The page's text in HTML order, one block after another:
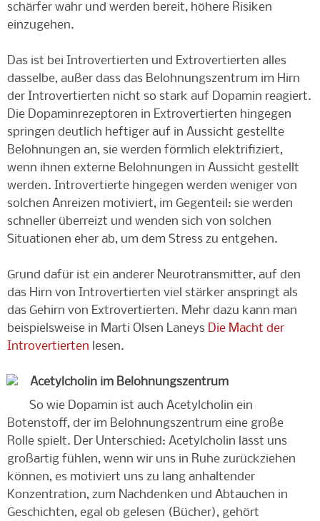
schärfer wahr und werden bereit, höhere Risiken
einzugehen.
Das ist bei Introvertierten und Extrovertierten alles
dasselbe, außer dass das Belohnungszentrum im Hirn
der Introvertierten nicht so stark auf Dopamin reagiert.
Die Dopaminrezeptoren in Extrovertierten hingegen
springen deutlich heftiger auf in Aussicht gestellte
Belohnungen an, sie werden förmlich elektrifiziert,
wenn ihnen externe Belohnungen in Aussicht gestellt
werden. Introvertierte hingegen werden weniger von
solchen Anreizen motiviert, im Gegenteil: sie werden
schneller überreizt und wenden sich von solchen
Situationen eher ab, um dem Stress zu entgehen.
Grund dafür ist ein anderer Neurotransmitter, auf den
das Hirn von Introvertierten viel stärker anspringt als
das Gehirn von Extrovertierten. Mehr dazu kann man
beispielsweise in Marti Olsen Laneys Die Macht der
Introvertierten lesen.
Acetylcholin im Belohnungszentrum
So wie Dopamin ist auch Acetylcholin ein
Botenstoff, der im Belohnungszentrum eine große
Rolle spielt. Der Unterschied: Acetylcholin lässt uns
großartig fühlen, wenn wir uns in Ruhe zurückziehen
können, es motiviert uns zu lang anhaltender
Konzentration, zum Nachdenken und Abtauchen in
Geschichten, egal ob gelesen (Bücher), gehört